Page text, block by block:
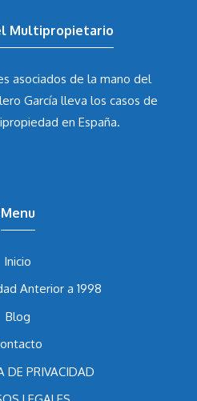
Multipropietario
asociados de la mano del
García lleva los casos de
en España.
Menu
Inicio
Anterior a 1998
Blog
DE PRIVACIDAD